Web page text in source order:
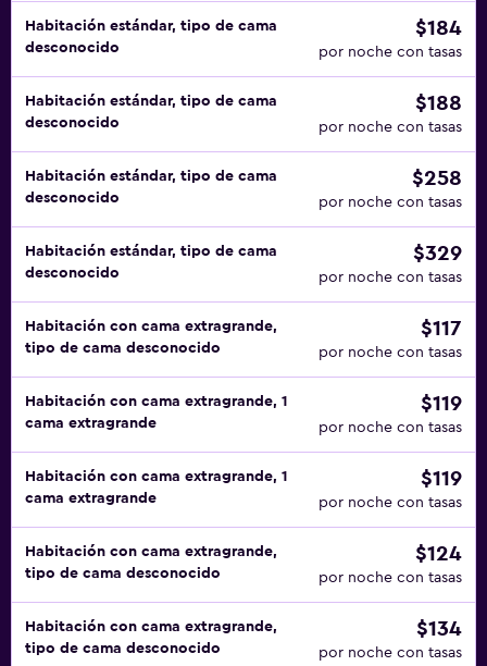
Habitación estándar, tipo de cama
desconocido
$184
por noche con tasas
Habitación estándar, tipo de cama
desconocido
$188
por noche con tasas
Habitación estándar, tipo de cama
desconocido
$258
por noche con tasas
Habitación estándar, tipo de cama
desconocido
$329
por noche con tasas
Habitación con cama extragrande,
tipo de cama desconocido
$117
por noche con tasas
Habitación con cama extragrande, 1
cama extragrande
$119
por noche con tasas
Habitación con cama extragrande, 1
cama extragrande
$119
por noche con tasas
Habitación con cama extragrande,
tipo de cama desconocido
$124
por noche con tasas
Habitación con cama extragrande,
tipo de cama desconocido
$134
por noche con tasas